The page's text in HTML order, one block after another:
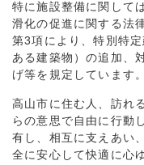
特に施設整備に関して
滑化の促進に関する法
第3項により、特別特
ある建築物）の追加、
げ等を規定しています。
高山市に住む人、訪れ
らの意思で自由に行動
有し、相互に支えあい
全に安心して快適に心